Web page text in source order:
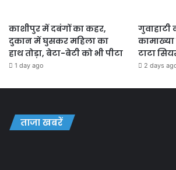
काशीपुर में दबंगों का कहर,
दुकान में घुसकर महिला का
हाथ तोड़ा, बेटा-बेटी को भी पीटा
1 day ago
गुवाहाटी
कामाख्या
टाटा
2 days
ताजा खबरें